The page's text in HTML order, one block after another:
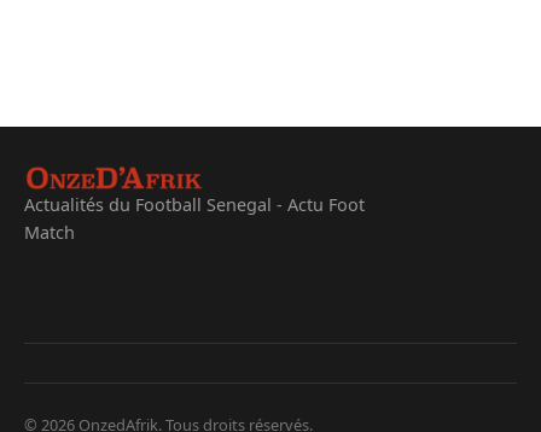
Actualités du Football Senegal - Actu Foot
Match
© 2026 OnzedAfrik. Tous droits réservés.